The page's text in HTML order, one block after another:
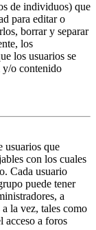
de individuos) que
para editar o
borrar y separar
los
los usuarios se
y/o contenido
usuarios que
con los cuales
Cada usuario
puede tener
a
la vez, tales como
acceso a foros